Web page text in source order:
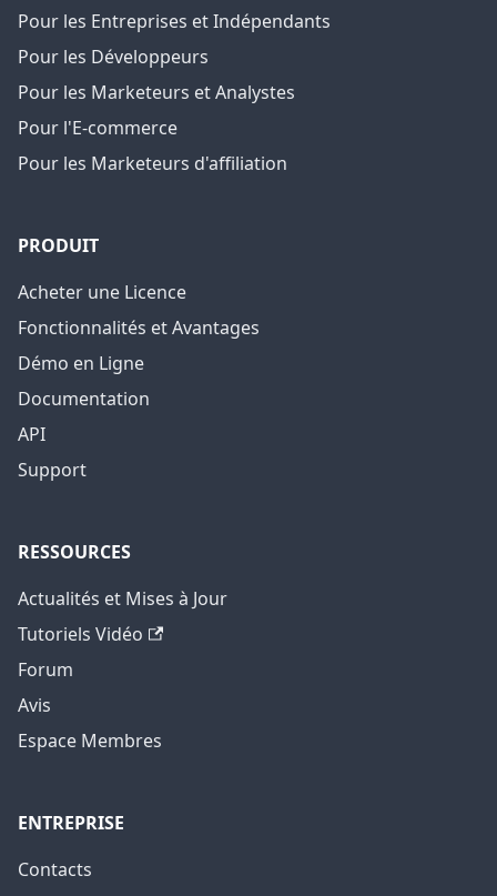
Pour les Entreprises et Indépendants
Pour les Développeurs
Pour les Marketeurs et Analystes
Pour l'E-commerce
Pour les Marketeurs d'affiliation
PRODUIT
Acheter une Licence
Fonctionnalités et Avantages
Démo en Ligne
Documentation
API
Support
RESSOURCES
Actualités et Mises à Jour
Tutoriels Vidéo
Forum
Avis
Espace Membres
ENTREPRISE
Contacts